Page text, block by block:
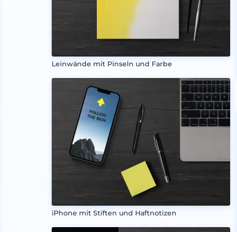
Leinwände mit Pinseln und Farbe
iPhone mit Stiften und Haftnotizen